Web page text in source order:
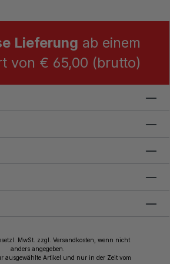
Lieferung ab einem
von € 65,00 (brutto)
MwSt. zzgl. Versandkosten, wenn nicht
anders angegeben.
ausgewählte Artikel und nur in der Zeit vom